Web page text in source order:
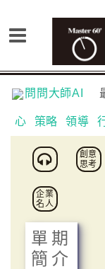
問問大師AI
心 策略 領導
創意
思考
企業
名人
單期
簡介